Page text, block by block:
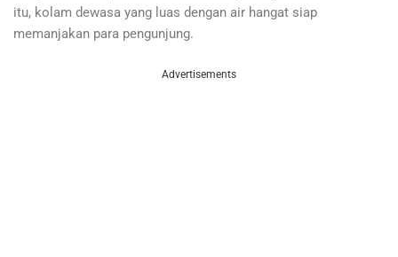
itu, kolam dewasa yang luas dengan air hangat siap
memanjakan para pengunjung.
Advertisements